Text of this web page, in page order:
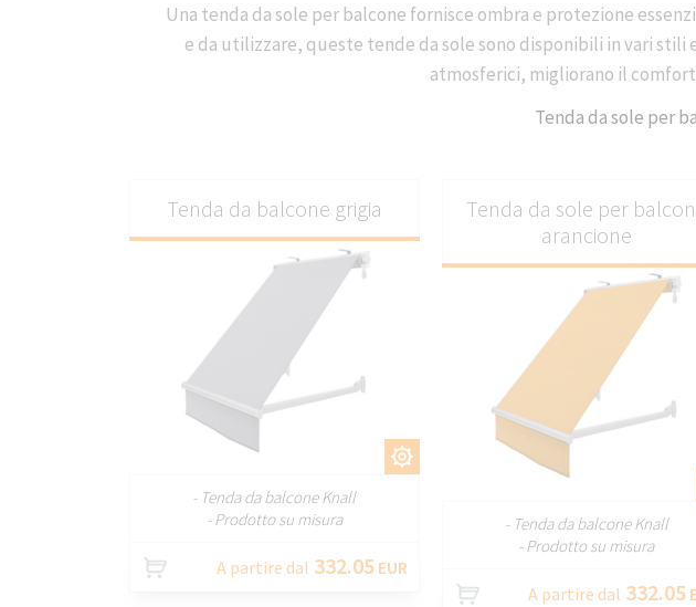
Una tenda da sole per balcone fornisce ombra e protezione
e da utilizzare, queste tende da sole sono disponibili in vari
atmosferici, migliorano il
Tenda da sole per
Tenda da balcone grigia
- Tenda da balcone Knall
- Prodotto su misura
A partire dal 332.05EUR
Tenda da sole per
arancione
- Tenda da balcone Knall
- Prodotto su misura
A partire dal 332.05